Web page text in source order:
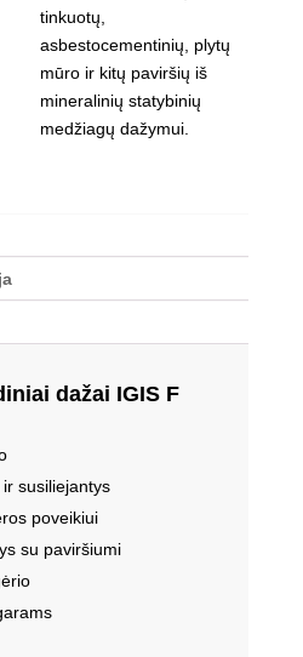
tinkuotų,
asbestocementinių, plytų
mūro ir kitų paviršių iš
mineralinių statybinių
medžiagų dažymui.
dažai IGIS F
susiliejantys
poveikiui
su paviršiumi